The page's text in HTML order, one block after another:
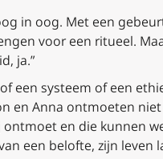
in oog. Met een
voor een ritueel.
ja.”
een systeem of een
en Anna ontmoeten
ontmoet en die kunnen
een belofte, zijn leven